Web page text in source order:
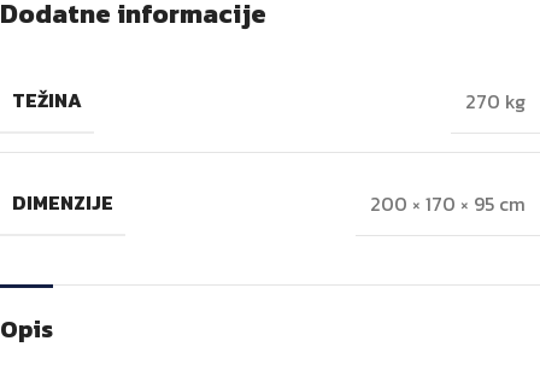
Dodatne informacije
TEŽINA 270 kg
DIMENZIJE 200 × 170 × 95 cm
Opis